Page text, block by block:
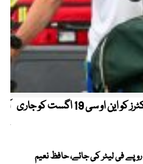
کیریبین پریمیئر لیگ ، قومی کرکٹرز کو این او سی 19 اگست کو جاری
پیٹرول کی قیمت 228 روپے فی لیٹر کی جائے، حافظ نعیم